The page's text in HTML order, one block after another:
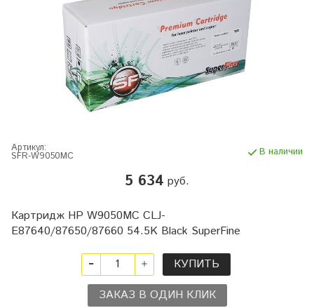
Артикул:
SFR-W9050MC В наличии
5 634 руб.
Картридж HP W9050MC CLJ-
E87640/87650/87660 54.5K Black SuperFine
КУПИТЬ
ЗАКАЗ В ОДИН КЛИК